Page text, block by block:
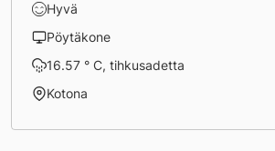
Hyvä
Pöytäkone
16.57 ° C, tihkusadetta
Kotona